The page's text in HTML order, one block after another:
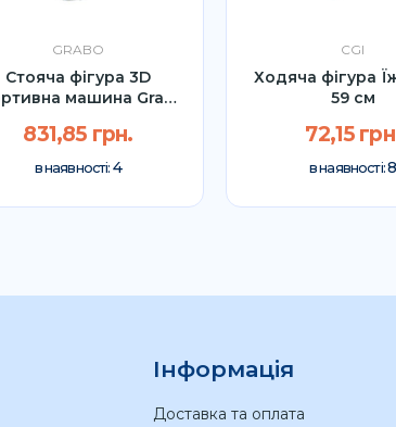
GRABO
Стояча фігура 3D
машина Grabo
831,85 грн.
в наявності: 4
CGI
Ходяча фігура
59 см
72,15
в наявності:8
Інформація
Доставка та оплата